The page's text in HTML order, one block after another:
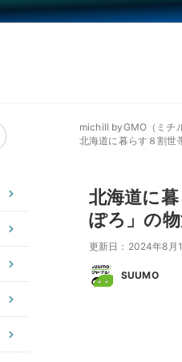
michill byGMO（ミチ
北海道に暮らす８割世
北海道に
ぽろ」の
更新日：2024年8月
SUUMO